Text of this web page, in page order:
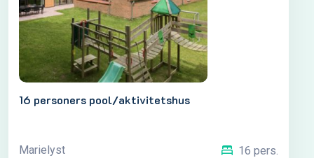
16 personers pool/aktivitetshus
Marielyst 16 pers.